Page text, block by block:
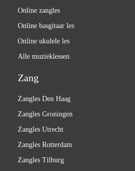
Online zangles
Online basgitaar les
Online ukulele les
Alle muzieklessen
Zang
Zangles Den Haag
Zangles Groningen
Zangles Utrecht
Zangles Rotterdam
Zangles Tilburg